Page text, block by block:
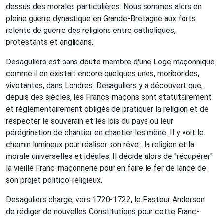
dessus des morales particulières. Nous sommes alors en
pleine guerre dynastique en Grande-Bretagne aux forts
relents de guerre des religions entre catholiques,
protestants et anglicans.
Desaguliers est sans doute membre d'une Loge maçonnique
comme il en existait encore quelques unes, moribondes,
vivotantes, dans Londres. Desaguliers y a découvert que,
depuis des siècles, les Francs-maçons sont statutairement
et réglementairement obligés de pratiquer la religion et de
respecter le souverain et les lois du pays où leur
pérégrination de chantier en chantier les mène. Il y voit le
chemin lumineux pour réaliser son rêve : la religion et la
morale universelles et idéales. Il décide alors de "récupérer"
la vieille Franc-maçonnerie pour en faire le fer de lance de
son projet politico-religieux.
Desaguliers charge, vers 1720-1722, le Pasteur Anderson
de rédiger de nouvelles Constitutions pour cette Franc-